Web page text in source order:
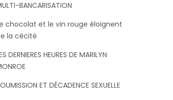
BANCARISATION
chocolat et le vin rouge éloignent
la cécité
DERNIERES HEURES DE MARILYN
ET DÉCADENCE SEXUELLE